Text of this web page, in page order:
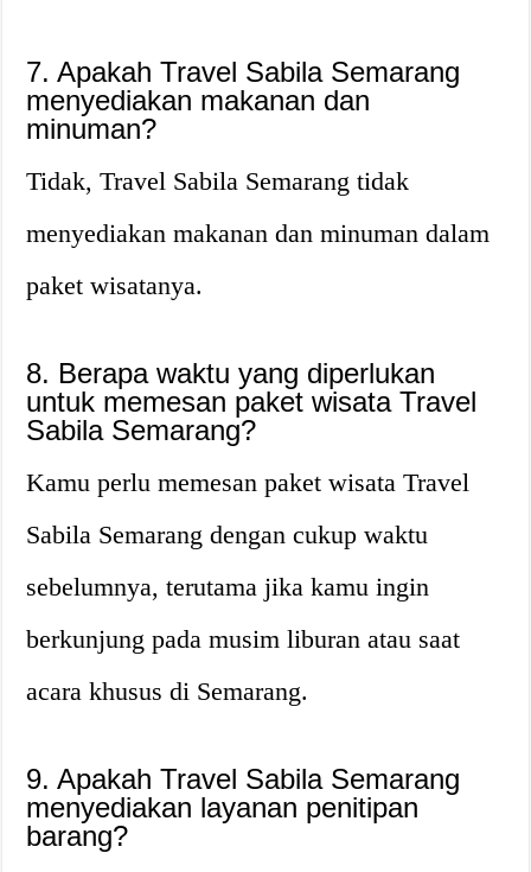
7. Apakah Travel Sabila Semarang
menyediakan makanan dan
minuman?
Tidak, Travel Sabila Semarang tidak
menyediakan makanan dan minuman dalam
paket wisatanya.
8. Berapa waktu yang diperlukan
untuk memesan paket wisata Travel
Sabila Semarang?
Kamu perlu memesan paket wisata Travel
Sabila Semarang dengan cukup waktu
sebelumnya, terutama jika kamu ingin
berkunjung pada musim liburan atau saat
acara khusus di Semarang.
9. Apakah Travel Sabila Semarang
menyediakan layanan penitipan
barang?